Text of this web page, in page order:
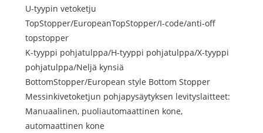
U-tyypin vetoketju
TopStopper/EuropeanTopStopper/I-code/anti-off
topstopper
K-tyyppi pohjatulppa/H-tyyppi pohjatulppa/X-tyyppi
pohjatulppa/Neljä kynsiä
BottomStopper/European style Bottom Stopper
Messinkivetoketjun pohjapysäytyksen levityslaitteet:
Manuaalinen, puoliautomaattinen kone,
automaattinen kone